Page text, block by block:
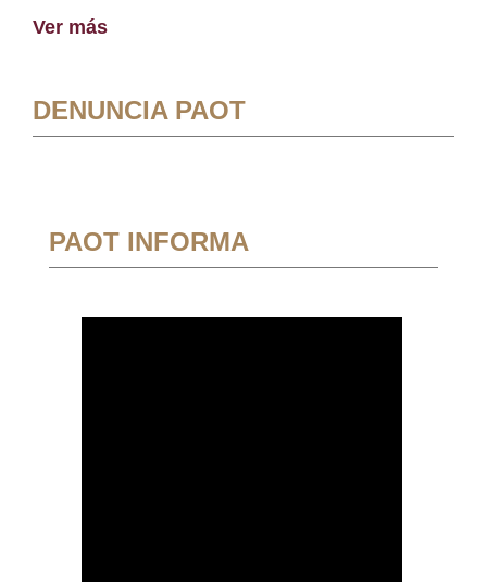
Ver más
DENUNCIA PAOT
PAOT INFORMA